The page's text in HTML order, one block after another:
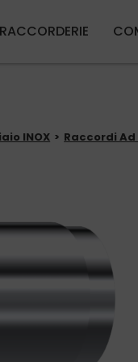
INOX Raccordi Ad